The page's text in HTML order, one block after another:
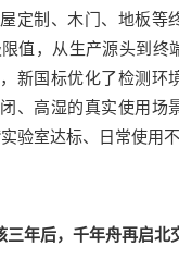
定制、木门、地板等
值，从生产源头到终
新国标优化了检测环
、高湿的真实使用场
验室达标、日常使用不
三年后，千年舟再启北